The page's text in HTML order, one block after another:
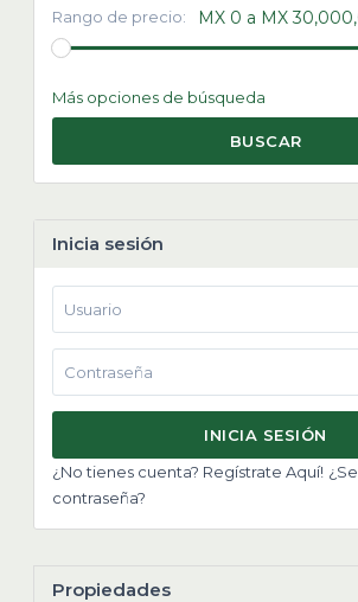
Rango de precio: MX 0 a MX
Más opciones de búsqueda
BUSCAR
Inicia sesión
INICIA SESIÓN
¿No tienes cuenta? Regístrate Aquí!
contraseña?
Propiedades